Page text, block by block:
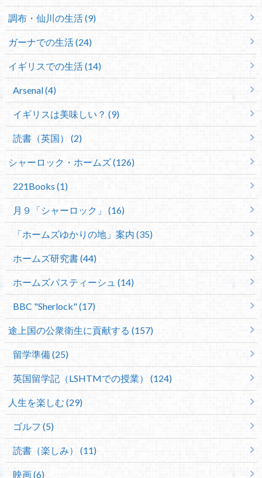
調布・仙川の生活 (9)
ガーナでの生活 (24)
イギリスでの生活 (14)
Arsenal (4)
イギリスは美味しい？ (9)
読書（英国） (2)
シャーロック・ホームズ (126)
221Books (1)
月９「シャーロック」 (16)
「ホームズゆかりの地」案内 (35)
ホームズ研究書 (44)
ホームズパスティーシュ (14)
BBC "Sherlock" (17)
途上国の公衆衛生に貢献する (157)
留学準備 (25)
英国留学記（LSHTMでの授業） (124)
人生を楽しむ (29)
ゴルフ (5)
読書（楽しみ） (11)
映画 (6)